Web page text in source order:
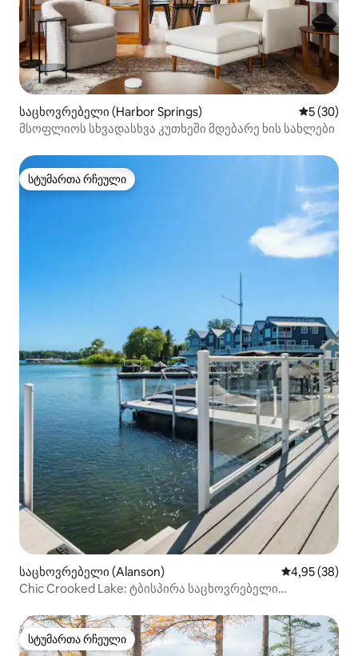
საცხოვრებელი (Harbor Springs) საშუალო
5 (30)
მსოფლიოს სხვადასხვა კუთხეში მდებარე ხის სახლები
სტუმართა რჩეული
სტუმართა რჩეული
საცხოვრებელი (Alanson) საშუალო
4,95 (38)
Chic Crooked Lake: ტბისპირა საცხოვრებელი
სტუმართა რჩეული
სტუმართა რჩეული